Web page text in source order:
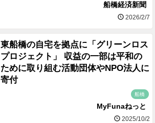
船橋経済新聞
2026/2/7
東船橋の自宅を拠点に「グリーンロス
プロジェクト」 収益の一部は平和の
ために取り組む活動団体やNPO法人に
寄付
船橋
MyFunaねっと
2025/10/2